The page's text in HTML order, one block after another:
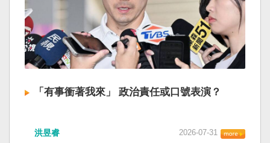
「有事衝著我來」 政治責任或口號表演？
洪昱睿 2026-07-31